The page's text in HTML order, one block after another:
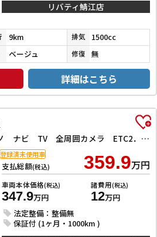
リバティ鯖江店
9km 排気 1500cc
ベージュ 修復 無
詳細はこちら
ハイブリッドZ ウルバーノ ナビ TV 全周囲カメラ ETC2．0 クリアランスソナー オートクルーズコントロール レーンアシスト 衝突被害軽減システム オートマチックハイビーム オートライト LEDヘッドランプ アルミホイール
支払総額(税込) 359.9万円
車両本体価格(税込)
347.9万円
諸費用(税込)
12万円
法定整備：整備無
保証付 (1ヶ月・1000km )
登録済未使用車